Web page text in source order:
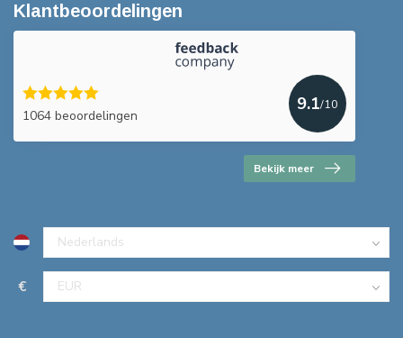
Klantbeoordelingen
1064 beoordelingen
9.1/10
Bekijk meer
€